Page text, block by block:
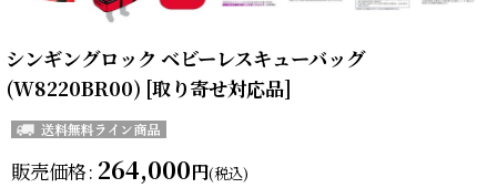
シンギングロック ベビーレスキューバッグ
(W8220BR00) [取り寄せ対応品]
販売価格: 264,000円(税込)